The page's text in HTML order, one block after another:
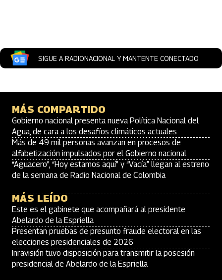
SIGUE A RADIONACIONAL Y MANTENTE CONECTADO
MÁS COMPARTIDO
Gobierno nacional presenta nueva Política Nacional del
Agua, de cara a los desafíos climáticos actuales
Más de 49 mil personas avanzan en procesos de
alfabetización impulsados por el Gobierno nacional
“Aguacero”, “Hoy estamos aquí” y “Vacía” llegan al estreno
de la semana de Radio Nacional de Colombia
MÁS LEÍDO
Este es el gabinete que acompañará al presidente
Abelardo de la Espriella
Presentan pruebas de presunto fraude electoral en las
elecciones presidenciales de 2026
Inravisión tuvo disposición para transmitir la posesión
presidencial de Abelardo de la Espriella